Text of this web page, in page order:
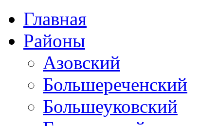
Главная
Районы
Азовский
Большереченский
Большеуковский